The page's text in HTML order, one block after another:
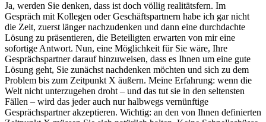
Ja, werden Sie denken, dass ist doch völlig realitätsfern. Im
Gespräch mit Kollegen oder Geschäftspartnern habe ich gar nicht
die Zeit, zuerst länger nachzudenken und dann eine durchdachte
Lösung zu präsentieren, die Beteiligten erwarten von mir eine
sofortige Antwort. Nun, eine Möglichkeit für Sie wäre, Ihre
Gesprächspartner darauf hinzuweisen, dass es Ihnen um eine gute
Lösung geht, Sie zunächst nachdenken möchten und sich zu dem
Problem bis zum Zeitpunkt X äußern. Meine Erfahrung: wenn die
Welt nicht unterzugehen droht – und das tut sie in den seltensten
Fällen – wird das jeder auch nur halbwegs vernünftige
Gesprächspartner akzeptieren. Wichtig: an den von Ihnen definierten